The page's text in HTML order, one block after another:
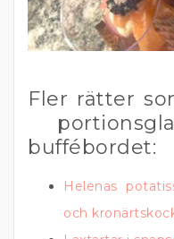
Fler rätter
buffébordet:
Helenas
och